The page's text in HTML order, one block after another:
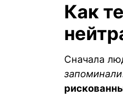
Как
Сначала
запоминали